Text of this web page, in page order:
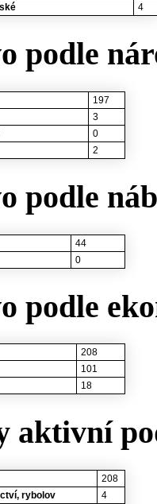
4
podle
197
3
0
2
podle
44
0
podle
208
101
18
aktivní
208
rybolov
4